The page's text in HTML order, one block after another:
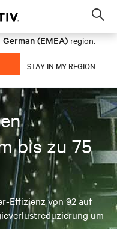
German (EMEA) region.
STAY IN MY REGION
bis zu 75
Effizienz von 92 auf
um